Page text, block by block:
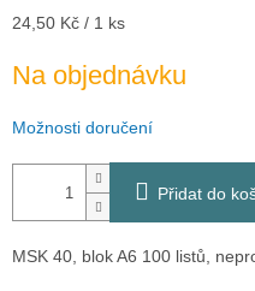
Měrná
24,50 Kč / 1 ks
Na objednávku
Možnosti doručení
Přidat do
MSK 40, blok A6 100 listů,